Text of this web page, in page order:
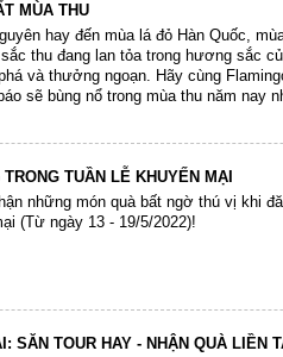
MÙA THU
hay đến mùa lá đỏ Hàn Quốc,
thu đang lan tỏa trong hương sắc
và thưởng ngoạn. Hãy cùng
sẽ bùng nổ trong mùa thu năm nay
TUẦN LỄ KHUYẾN MẠI
những món quà bất ngờ thú vị khi
(Từ ngày 13 - 19/5/2022)!
SĂN TOUR HAY - NHẬN QUÀ LIỀN